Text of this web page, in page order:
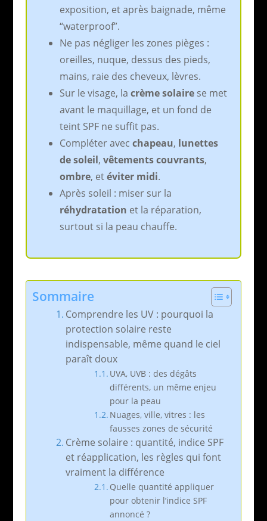
exposition, et après baignade, même
“waterproof”.
Ne pas négliger les zones pièges :
oreilles, nuque, dessus des pieds,
mains, raie des cheveux, lèvres.
Sur le visage, la crème solairese met
avant le maquillage, et un fond de
teint SPF ne suffit pas.
Compléter avec chapeau, lunettes
de soleil, vêtements couvrants,
ombre, etéviter midi.
Après soleil : miser sur la
réhydratation et la réparation,
surtout si la peau chauffe.
Sommaire
Comprendre les UV : pourquoi la
protection solaire reste
indispensable, même quand le ciel
paraît doux
UVA, UVB : des dégâts
différents, un même enjeu
pour la peau
Nuages, ville, vitres : les
fausses zones de sécurité
Crème solaire : quantité, indice SPF
et réapplication, les règles qui font
vraiment la différence
Quelle quantité appliquer
pour obtenir l’indice SPF
annoncé ?